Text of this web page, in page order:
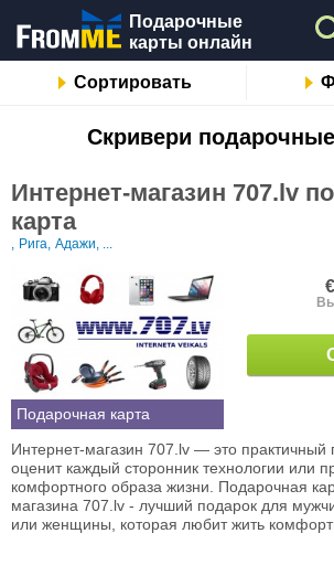
Подарочные
карты онлайн
Сортировать
Скривери
Интернет-магазин 707.lv
карта
, Рига, Адажи, ...
Подарочная карта
Интернет-магазин 707.lv — это практичный
оценит каждый сторонник технологии или
комфортного образа жизни. Подарочная
магазина 707.lv - лучший подарок для
или женщины, которая любит жить